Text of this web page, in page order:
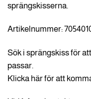
sprängskisserna.
Artikelnummer:
Sök i sprängskiss för
passar.
Klicka här för att